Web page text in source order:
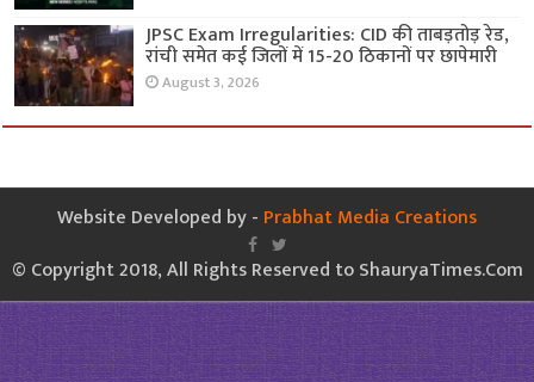
JPSC Exam Irregularities: CID की ताबड़तोड़ रेड,
रांची समेत कई जिलों में 15-20 ठिकानों पर छापेमारी
August 3, 2026
Website Developed by - Prabhat Media Creations
© Copyright 2018, All Rights Reserved to ShauryaTimes.Com